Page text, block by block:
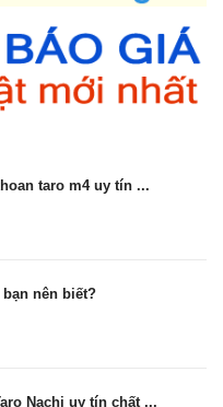
taro m4 uy tín ...
nên biết?
Nachi uy tín chất ...